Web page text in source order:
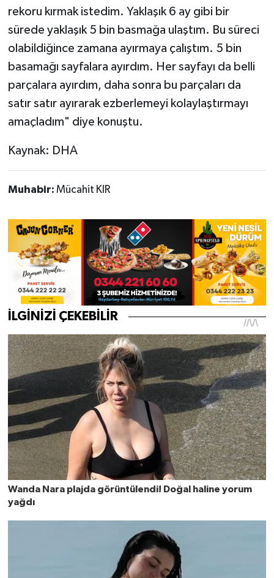
rekoru kırmak istedim. Yaklaşık 6 ay gibi bir
sürede yaklaşık 5 bin basmağa ulaştım. Bu süreci
olabildiğince zamana ayırmaya çalıştım. 5 bin
basamağı sayfalara ayırdım. Her sayfayı da belli
parçalara ayırdım, daha sonra bu parçaları da
satır satır ayırarak ezberlemeyi kolaylaştırmayı
amaçladım" diye konuştu.
Kaynak: DHA
Muhabir: Mücahit KIR